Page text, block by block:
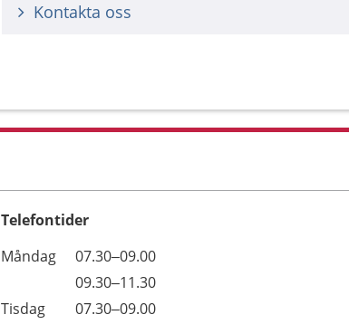
Kontakta oss
Telefontider
Dag
Öppettider
Kommentarer
Måndag
07.30–09.00
09.30–11.30
Tisdag
07.30–09.00